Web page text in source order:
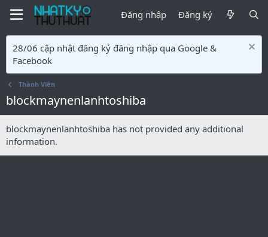
Đăng nhập Đăng ký
28/06 cập nhật đăng ký đăng nhập qua Google &
Facebook
Thành Viên
blockmaynenlanhtoshiba
blockmaynenlanhtoshiba has not provided any additional
information.